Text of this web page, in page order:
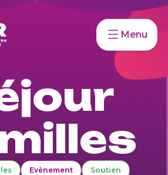
Menu
Evènement Soutien